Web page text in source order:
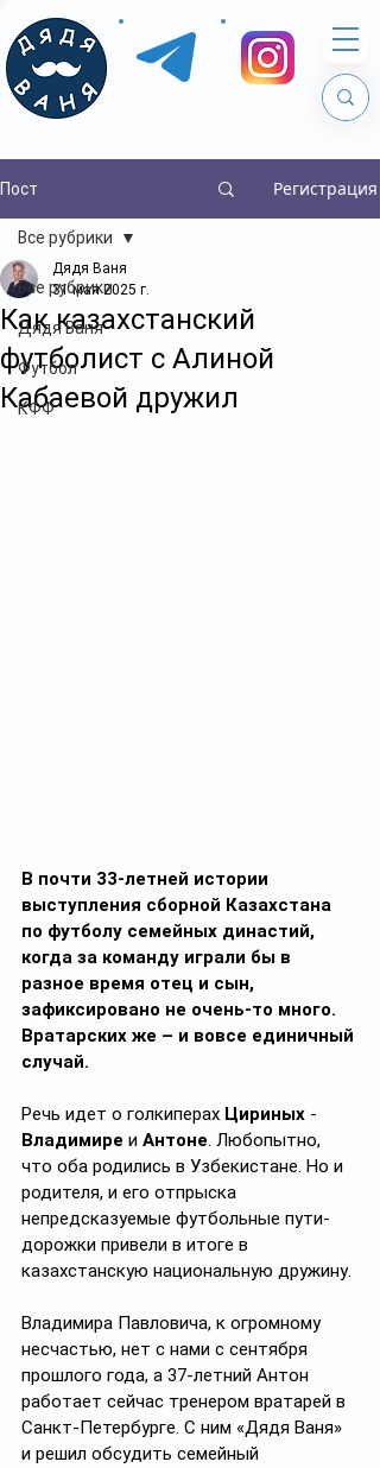
Пост Регистрация
Все рубрики
Дядя Ваня
Футбол
КФФ
Все рубрики
Как казахстанский
футболист с Алиной
Кабаевой дружил
Дядя Ваня
31 мая 2025 г.
В почти 33-летней истории
выступления сборной Казахстана
по футболу семейных династий,
когда за команду играли бы в
разное время отец и сын,
зафиксировано не очень-то много.
Вратарских же – и вовсе единичный
случай.
Речь идет о голкиперах Цириных -
Владимире и Антоне. Любопытно,
что оба родились в Узбекистане. Но и
родителя, и его отпрыска
непредсказуемые футбольные пути-
дорожки привели в итоге в
казахстанскую национальную дружину.
Владимира Павловича, к огромному
несчастью, нет с нами с сентября
прошлого года, а 37-летний Антон
работает сейчас тренером вратарей в
Санкт-Петербурге. С ним «Дядя Ваня»
и решил обсудить семейный